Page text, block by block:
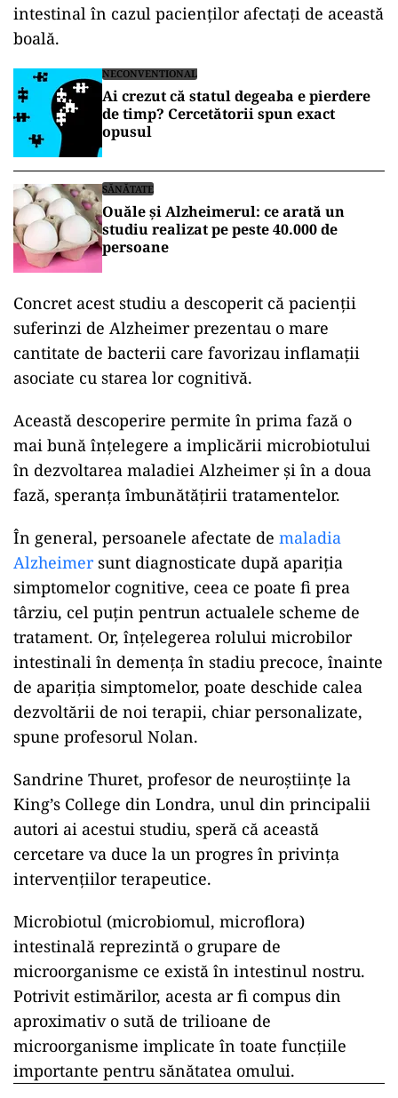
intestinal în cazul pacienților afectați de această
boală.
NECONVENTIONAL
Ai crezut că statul degeaba e pierdere
de timp? Cercetătorii spun exact
opusul
SĂNĂTATE
Ouăle și Alzheimerul: ce arată un
studiu realizat pe peste 40.000 de
persoane
Concret acest studiu a descoperit că pacienții
suferinzi de Alzheimer prezentau o mare
cantitate de bacterii care favorizau inflamații
asociate cu starea lor cognitivă.
Această descoperire permite în prima fază o
mai bună înțelegere a implicării microbiotului
în dezvoltarea maladiei Alzheimer și în a doua
fază, speranța îmbunătățirii tratamentelor.
În general, persoanele afectate de maladia
Alzheimersunt diagnosticate după apariția
simptomelor cognitive, ceea ce poate fi prea
târziu, cel puțin pentrun actualele scheme de
tratament. Or, înțelegerea rolului microbilor
intestinali în demența în stadiu precoce, înainte
de apariția simptomelor, poate deschide calea
dezvoltării de noi terapii, chiar personalizate,
spune profesorul Nolan.
Sandrine Thuret, profesor de neuroștiințe la
King’s College din Londra, unul din principalii
autori ai acestui studiu, speră că această
cercetare va duce la un progres în privința
intervențiilor terapeutice.
Microbiotul (microbiomul, microflora)
intestinală reprezintă o grupare de
microorganisme ce există în intestinul nostru.
Potrivit estimărilor, acesta ar fi compus din
aproximativ o sută de trilioane de
microorganisme implicate în toate funcțiile
importante pentru sănătatea omului.